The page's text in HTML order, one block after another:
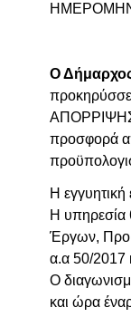
Ο
ΑΠΟΡΡΙΨΗΣ»
προσφορά
Η
Η υπηρεσία
Έργων,
α.α 50/2017
Ο
και ώρα